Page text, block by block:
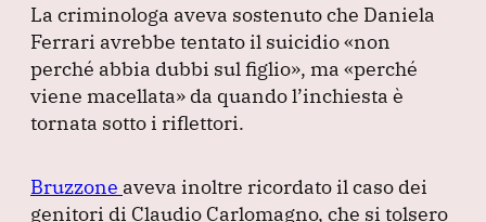
La criminologa aveva sostenuto che Daniela
Ferrari avrebbe tentato il suicidio«non
perché abbia dubbi sul figlio», ma «perché
viene macellata» da quando l’inchiesta è
tornata sotto i riflettori.
Bruzzone aveva inoltre ricordato il caso dei
genitori di Claudio Carlomagno, che si tolsero